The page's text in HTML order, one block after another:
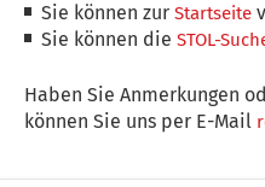
Sie können zurStartseite
Sie können dieSTOL-
Haben Sie Anmerkungen
können Sie uns per E-Mail